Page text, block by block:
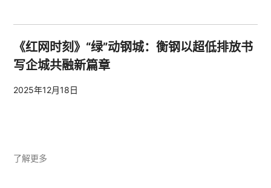
《红网时刻》“绿”动钢城：衡钢以超低排放书
写企城共融新篇章
2025年12月18日
了解更多